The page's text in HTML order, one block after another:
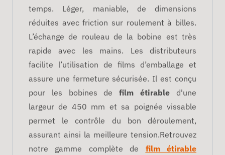
temps. Léger, maniable, de dimensions
réduites avec friction sur roulement à billes.
L’échange de rouleau de la bobine est très
rapide avec les mains. Les distributeurs
facilite l’utilisation de films d’emballage et
assure une fermeture sécurisée. Il est conçu
pour les bobines defilm étirable d'une
largeur de 450 mm et sa poignée vissable
permet le contrôle du bon déroulement,
assurant ainsi la meilleure tension.Retrouvez
notre gamme complète de
film étirable